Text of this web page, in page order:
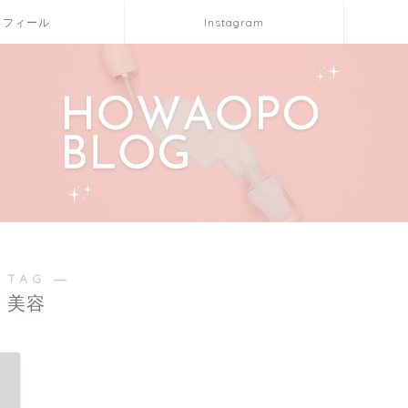
フィール Instagram
―
美容